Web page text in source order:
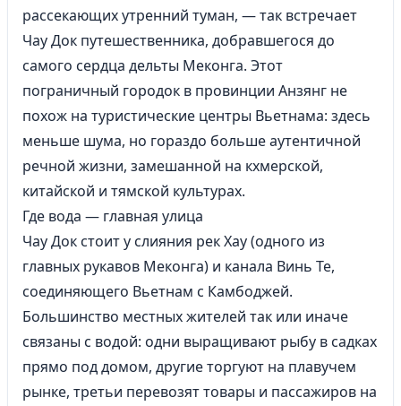
рассекающих утренний туман, — так встречает
Чау Док путешественника, добравшегося до
самого сердца дельты Меконга. Этот
пограничный городок в провинции Анзянг не
похож на туристические центры Вьетнама: здесь
меньше шума, но гораздо больше аутентичной
речной жизни, замешанной на кхмерской,
китайской и тямской культурах.
Где вода — главная улица
Чау Док стоит у слияния рек Хау (одного из
главных рукавов Меконга) и канала Винь Те,
соединяющего Вьетнам с Камбоджей.
Большинство местных жителей так или иначе
связаны с водой: одни выращивают рыбу в садках
прямо под домом, другие торгуют на плавучем
рынке, третьи перевозят товары и пассажиров на